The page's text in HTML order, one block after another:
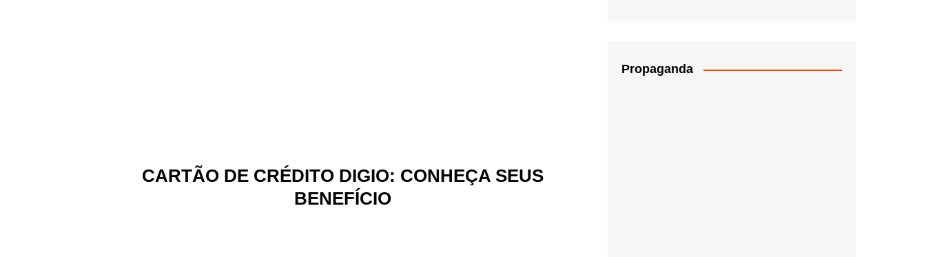
CARTÃO DE CRÉDITO DIGIO: CONHEÇA SEUS
BENEFÍCIO
Propaganda